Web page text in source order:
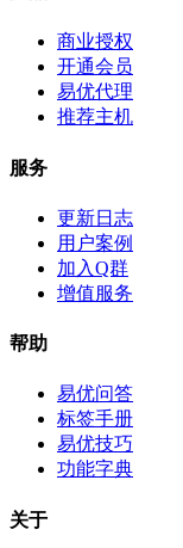
商业授权
开通会员
易优代理
推荐主机
服务
更新日志
用户案例
加入Q群
增值服务
帮助
易优问答
标签手册
易优技巧
功能字典
关于